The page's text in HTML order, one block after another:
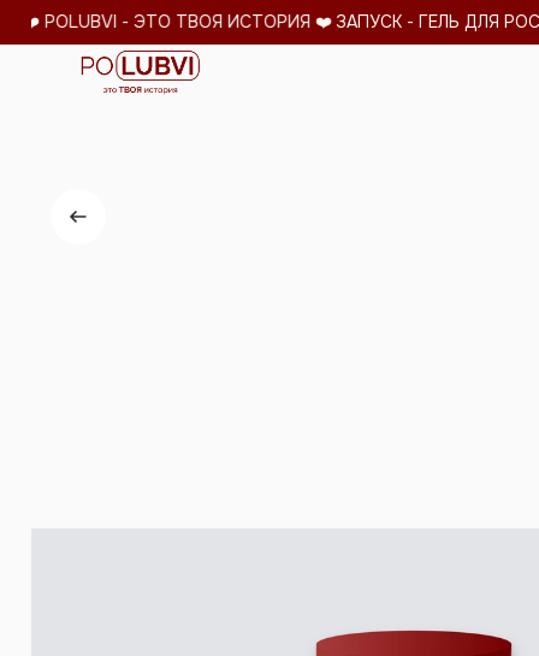
POLUBVI - ЭТО ТВОЯ ИСТОРИЯ ❤️ЗАПУСК - ГЕЛЬ ДЛЯ